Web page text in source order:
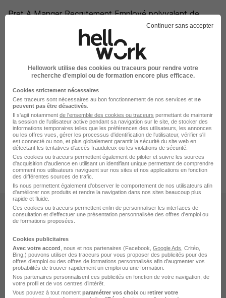
Pret A Manger Recrutement Employé polyvalent de
Pret A Manger Recrutement Gestionnaire administration
Pret A Manger Recrutement Employé de restaurant
Pret A Manger Recrutement Contrôleur de gestion
Pret A Manger Recrutement Employé logistique
Accueil Entreprise
Index Entreprise Association
Associations Catégorie
Pret A Manger
Les sites
Helloworkplace
BDM
Jobijoba
Maformation
Diplomeo
Continuer sans accepter
Hellowork utilise des cookies ou traceurs pour rendre votre
recherche d’emploi ou de formation encore plus efficace.
Cookies strictement nécessaires
Ces traceurs sont nécessaires au bon fonctionnement de nos services et ne
peuvent pas être désactivés
Il s'agit notamment de l'ensemble des cookies ou traceurs permettant de maintenir
la session de l'utilisateur active pendant sa navigation sur le site, de stocker des
informations temporaires telles que les préférences des utilisateurs, les annonces
ou les offres vues, gérer les processus d'identification de l'utilisateur, vérifier s'il
est connecté ou non, et plus globalement garantir la sécurité du site web en
détectant les tentatives d'accès frauduleux ou les violations de sécurité.
Ces cookies ou traceurs permettent également de piloter et suivre les sources
d'acquisition d'audience en utilisant un identifiant unique permettant de comprendre
comment nos utilisateurs naviguent sur nos sites et nos applications en fonction
des différentes sources de trafic.
Ils nous permettent également d’observer le comportement de nos utilisateurs afin
d'améliorer nos produits et rendre la navigation dans nos sites beaucoup plus
rapide et fluide.
Ces cookies ou traceurs permettent enfin de personnaliser les interfaces de
consultation et d'effectuer une présentation personnalisée des offres d'emploi ou
de formations proposées.
Cookies publicitaires
Avec votre accord , nous et nos partenaires (Facebook, Google Ads , Critéo,
Bing,) pouvons utiliser des traceurs pour vous proposer des publicités pour des
offres d’emploi ou des offres de formations personnalisés afin d’augmenter vos
probabilités de trouver rapidement un emploi ou une formation.
Nos partenaires personnalisent ces publicités en fonction de votre navigation, de
votre profil et de vos centres d’intérêt.
Vous pouvez à tout moment paramétrer vos choix ou retirer votre